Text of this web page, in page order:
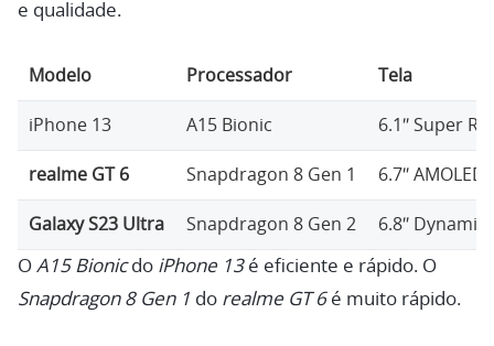
e qualidade.
Modelo Processador Tela
iPhone 13 A15 Bionic 6.1″ Super
realme GT 6 Snapdragon 8 Gen 1 6.7″ AMOLED
Galaxy S23 Ultra Snapdragon 8 Gen 2 6.8″ Dynamic
O A15 Bionicdo iPhone 13é eficiente e rápido. O
Snapdragon 8 Gen 1 do realme GT 6é muito rápido.